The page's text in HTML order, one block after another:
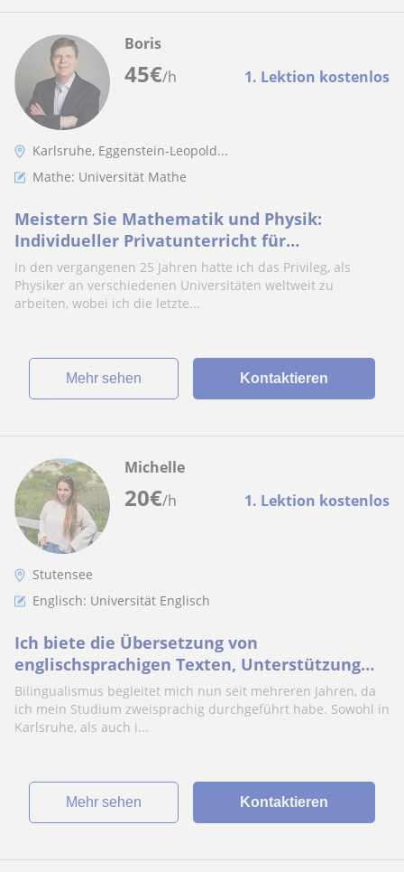
45€/h 1. Lektion kostenlos
Boris
Karlsruhe, Eggenstein-Leopold...
Mathe: Universität Mathe
Meistern Sie Mathematik und Physik:
Individueller Privatunterricht für
außergewöhnliche Ergebnisse!
In den vergangenen 25 Jahren hatte ich das Privileg, als
Physiker an verschiedenen Universitäten weltweit zu
arbeiten, wobei ich die letzte...
Mehr sehen Kontaktieren
20€/h 1. Lektion kostenlos
Michelle
Stutensee
Englisch: Universität Englisch
Ich biete die Übersetzung von
englischsprachigen Texten, Unterstützung
bei Übersetzung oder Verständnis von Texten
Bilingualismus begleitet mich nun seit mehreren Jahren, da
ich mein Studium zweisprachig durchgeführt habe. Sowohl in
Karlsruhe, als auch i...
Mehr sehen Kontaktieren